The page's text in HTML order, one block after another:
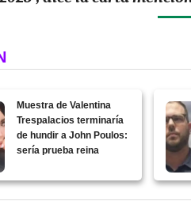
Muestra de Valentina
Trespalacios terminaría
de hundir a John Poulos:
sería prueba reina